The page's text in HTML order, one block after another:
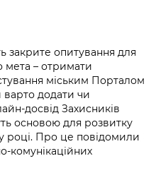
КМВА
громадян
міста
ділянки
доступом
та
анонси від
/
запит /
опитування для
мета – отримати
міським Порталом
варто додати чи
досвід Захисників
основою для розвитку
році. Про це повідомили
комунікаційних